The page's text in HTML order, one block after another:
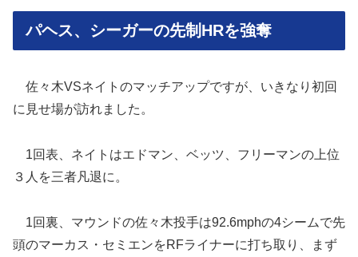
パヘス、シーガーの先制HRを強奪
佐々木VSネイトのマッチアップですが、いきなり初回
に見せ場が訪れました。
1回表、ネイトはエドマン、ベッツ、フリーマンの上位
３人を三者凡退に。
1回裏、マウンドの佐々木投手は92.6mphの4シームで先
頭のマーカス・セミエンをRFライナーに打ち取り、まず